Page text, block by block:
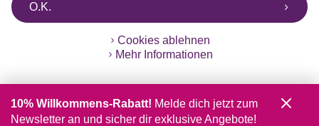
O.K.
Cookies ablehnen
Mehr Informationen
10% Willkommens-Rabatt! Melde dich jetzt zum
Newsletter an und sicher dir exklusive Angebote!